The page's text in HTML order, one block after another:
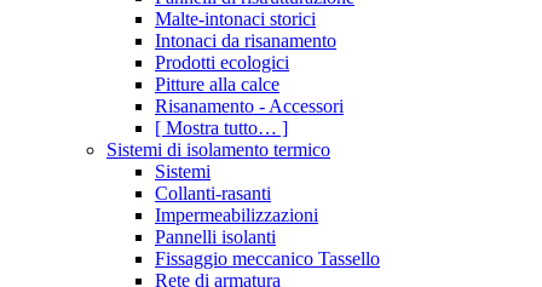
Malte-intonaci storici
Intonaci da risanamento
Prodotti ecologici
Pitture alla calce
Risanamento - Accessori
[ Mostra tutto… ]
Sistemi di isolamento termico
Sistemi
Collanti-rasanti
Impermeabilizzazioni
Pannelli isolanti
Fissaggio meccanico Tassello
Rete di armatura